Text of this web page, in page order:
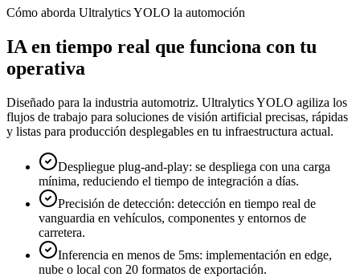
Cómo aborda Ultralytics YOLO la automoción
IA en tiempo real que funciona con tu
operativa
Diseñado para la industria automotriz. Ultralytics YOLO agiliza los
flujos de trabajo para soluciones de visión artificial precisas, rápidas
y listas para producción desplegables en tu infraestructura actual.
Despliegue plug-and-play: se despliega con una carga
mínima, reduciendo el tiempo de integración a días.
Precisión de detección: detección en tiempo real de
vanguardia en vehículos, componentes y entornos de
carretera.
Inferencia en menos de 5ms: implementación en edge,
nube o local con 20 formatos de exportación.